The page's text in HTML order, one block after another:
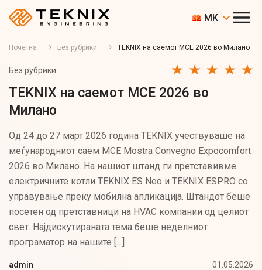
MK
Почетна Без рубрики TEKNIX на саемот MCE 2026 во Милано
Без рубрики
TEKNIX на саемот MCE 2026 во
Милано
Од 24 до 27 март 2026 година TEKNIX учествуваше на
меѓународниот саем MCE Mostra Convegno Expocomfort
2026 во Милано. На нашиот штанд ги претставивме
електричните котли TEKNIX ES Neo и TEKNIX ESPRO со
управување преку мобилна апликација. Штандот беше
посетен од претставници на HVAC компании од целиот
свет. Најдискутираната тема беше неделниот
програматор на нашите […]
admin 01.05.2026